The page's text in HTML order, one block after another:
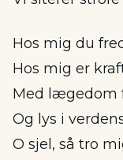
Hos mig du
Hos mig er
Med lægedom
Og lys i
O sjel, så tro